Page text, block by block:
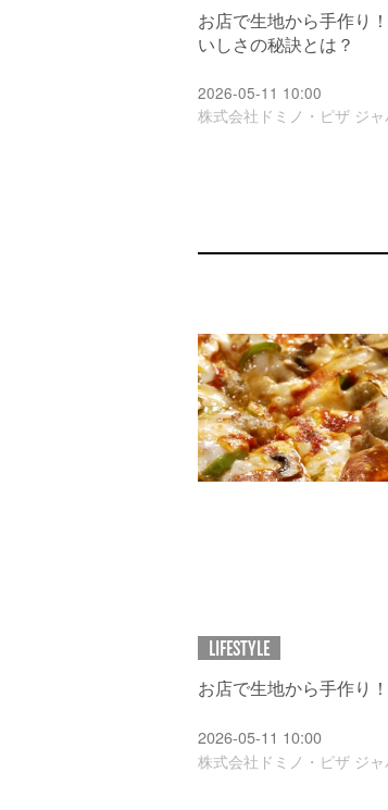
お店で生地から手作り
いしさの秘訣とは？
2026-05-11 10:00
株式会社ドミノ・ピザ ジャ
LIFESTYLE
お店で生地から手作り
2026-05-11 10:00
株式会社ドミノ・ピザ ジ